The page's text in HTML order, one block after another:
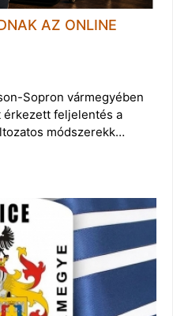
AZ ONLINE
Sopron vármegyében
érkezett feljelentés a
módszerekk…